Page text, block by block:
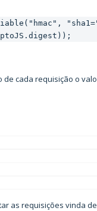
cada requisição o
as requisições vinda